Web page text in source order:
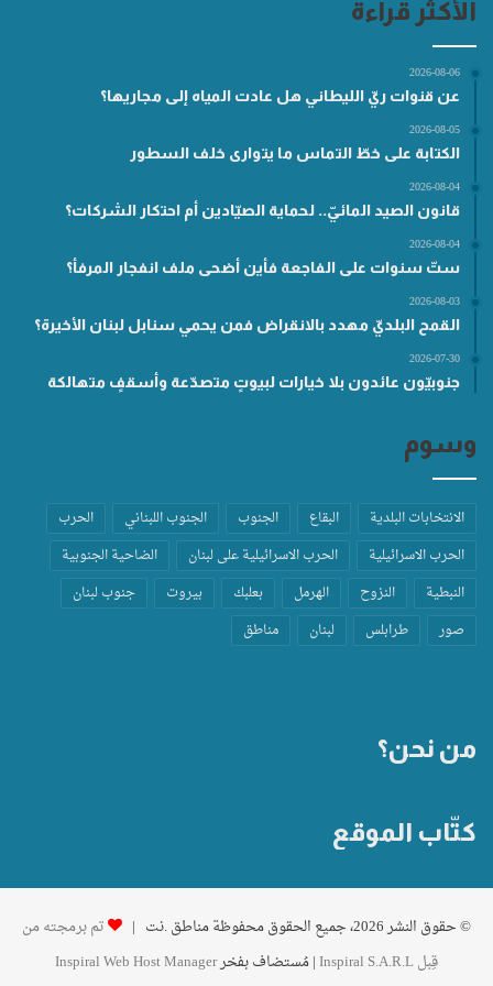
الأكثر قراءة
2026-08-06
عن قنوات ريّ الليطاني هل عادت المياه إلى مجاريها؟
2026-08-05
الكتابة على خطّ التماس ما يتوارى خلف السطور
2026-08-04
قانون الصيد المائيّ.. لحماية الصيّادين أم احتكار الشركات؟
2026-08-04
ستّ سنوات على الفاجعة فأين أضحى ملف انفجار المرفأ؟
2026-08-03
القمح البلديّ مهدد بالانقراض فمن يحمي سنابل لبنان الأخيرة؟
2026-07-30
جنوبيّون عائدون بلا خيارات لبيوتٍ متصدّعة وأسقفٍ متهالكة
وسوم
الانتخابات البلدية البقاع الجنوب الجنوب اللبناني
الحرب
الحرب الاسرائيلية
الحرب الاسرائيلية على لبنان
الضاحية الجنوبية
النبطية
النزوح الهرمل بعلبك بيروت
جنوب لبنان
صور
طرابلس لبنان مناطق
من نحن؟
كتّاب الموقع
© حقوق النشر 2026، جميع الحقوق محفوظة مناطق .نت |
تم برمجته من
قِبل Inspiral S.A.R.L
| مُستضاف بفخرInspiral Web Host Manager